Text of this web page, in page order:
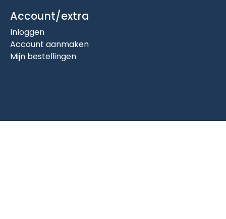
Account/extra
Inloggen
Account aanmaken
Mijn bestellingen